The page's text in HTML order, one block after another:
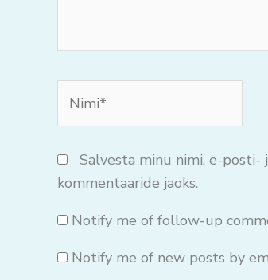
Salvesta minu nimi, e-posti-
kommentaaride jaoks.
Notify me of follow-up
Notify me of new posts by